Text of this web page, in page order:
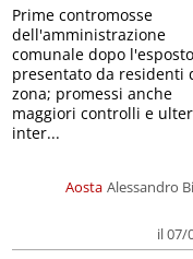
Aosta Alessandro
il 07/
Prime contromosse
dell'amministrazione
comunale dopo l'esposto
presentato da residenti
zona; promessi anche
maggiori controlli e
inter...